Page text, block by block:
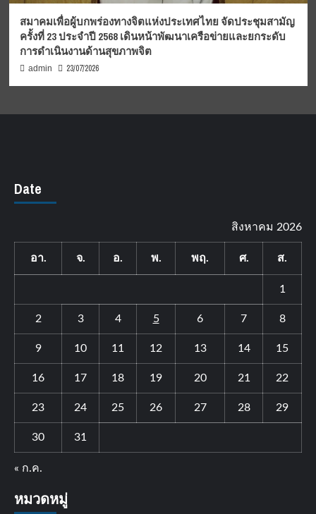
สมาคมเพื่อผู้บกพร่องทางจิตแห่งประเทศไทย จัดประชุมสามัญ
ครั้งที่ 23 ประจำปี 2568 เดินหน้าพัฒนาเครือข่ายและยกระดับ
การดำเนินงานด้านสุขภาพจิต
admin 23/07/2026
Date
สิงหาคม 2026
อา. จ. อ. พ. พฤ. ศ. ส.
1
2 3 4 5 6 7 8
9 10 11 12 13 14 15
16 17 18 19 20 21 22
23 24 25 26 27 28 29
30 31
« ก.ค.
หมวดหมู่